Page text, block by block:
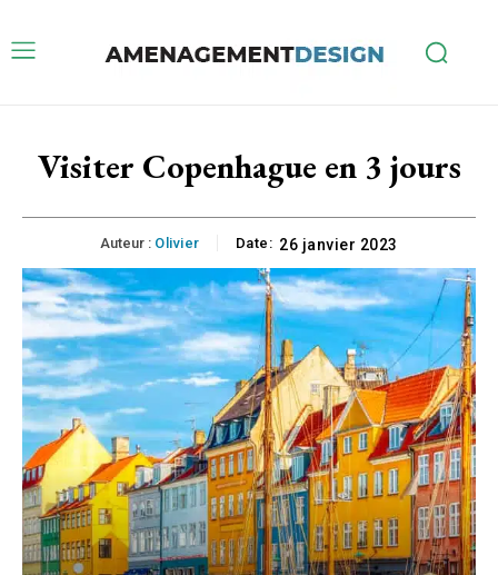
Visiter Copenhague en 3 jours
Auteur : Olivier Date: 26 janvier 2023